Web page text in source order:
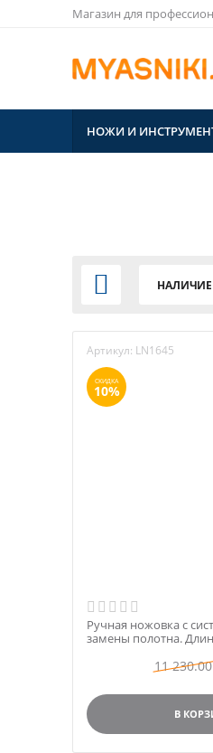
Магазин для
НОЖИ И
 НАЛИЧИЕ
Артикул: LN1645
СКИДКА
10%
Ручная ножовка с
замены полотна.
11 230.00
В